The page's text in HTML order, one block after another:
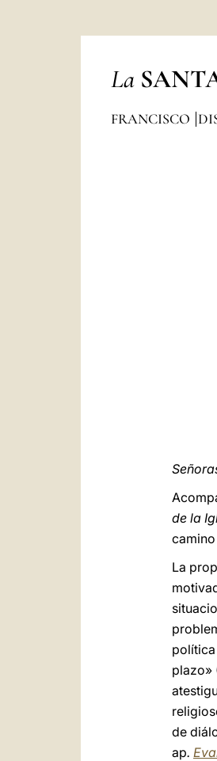
La
FRANCISCO
de la
La
plazo»
de
ap.